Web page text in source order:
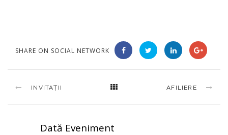
SHARE ON SOCIAL NETWORK
INVITAȚII AFILIERE
Dată Eveniment